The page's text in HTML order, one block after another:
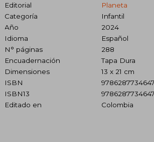
Editorial
Planeta
Categoría
Infantil
Año
2024
Idioma
Español
N° páginas
288
Encuadernación
Tapa Dura
Dimensiones
13 x 21 cm
ISBN
9786287734647
ISBN13
9786287734647
Editado en
Colombia